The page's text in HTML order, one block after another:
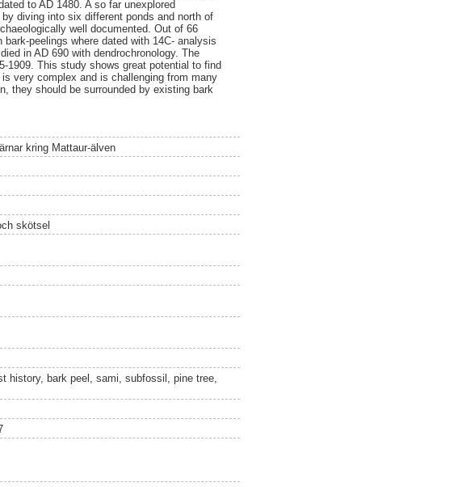
to AD 1480. A so far unexplored
diving into six different ponds and north of
well documented. Out of 66
peelings where dated with 14C- analysis
in AD 690 with dendrochronology. The
1909. This study shows great potential to find
very complex and is challenging from many
they should be surrounded by existing bark
kring Mattaur-älven
skötsel
history, bark peel, sami, subfossil, pine tree,